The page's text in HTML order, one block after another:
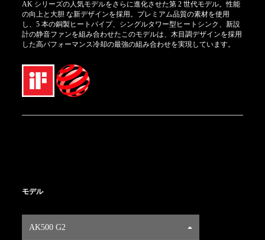
AK シリーズの人気モデルをさらに進化させた第 2 世代モデル。性能
の向上と大胆 な新デザインを採用。プレミアム品質の素材を使用
し、5 本の銅製ヒートパイプ、シングルタワー型ヒートシンク、新設
計の静音ファンを組み合わせたこのモデルは、木目調デザインを採用
した高パフォーマンス冷却の最強の組み合わせを実現しています。
モデル
AK500 G2